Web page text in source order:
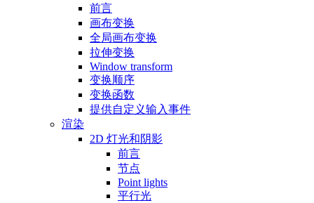
前言
画布变换
全局画布变换
拉伸变换
Window transform
变换顺序
变换函数
提供自定义输入事件
渲染
2D 灯光和阴影
前言
节点
Point lights
平行光